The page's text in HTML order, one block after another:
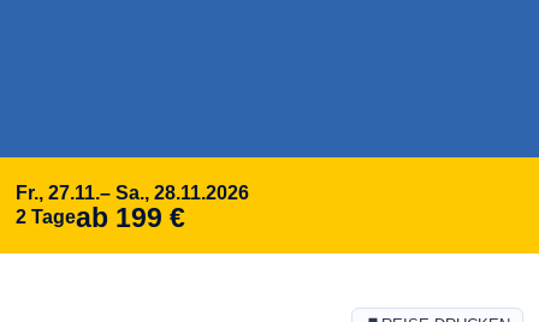
Fr., 27.11.– Sa., 28.11.2026
2 Tageab 199 €